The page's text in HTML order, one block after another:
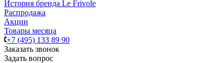
История бренда Le Frivole
Распродажа
Акции
Товары месяца
+7 (495) 133 89 90
Заказать звонок
Задать вопрос